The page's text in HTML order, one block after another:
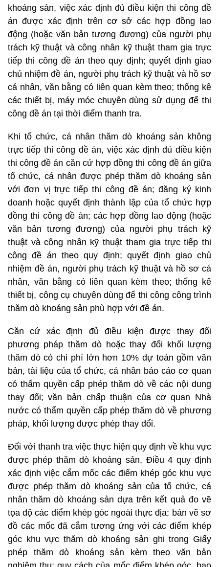
khoáng sản, việc xác định đủ điều kiện thi công đề
án được xác định trên cơ sở các hợp đồng lao
động (hoặc văn bản tương đương) của người phụ
trách kỹ thuật và công nhân kỹ thuật tham gia trực
tiếp thi công đề án theo quy định; quyết định giao
chủ nhiệm đề án, người phụ trách kỹ thuật và hồ sơ
cá nhân, văn bằng có liên quan kèm theo; thống kê
các thiết bị, máy móc chuyên dùng sử dụng để thi
công đề án tại thời điểm thanh tra.
Khi tổ chức, cá nhân thăm dò khoáng sản không
trực tiếp thi công đề án, việc xác định đủ điều kiện
thi công đề án căn cứ hợp đồng thi công đề án giữa
tổ chức, cá nhân được phép thăm dò khoáng sản
với đơn vị trực tiếp thi công đề án; đăng ký kinh
doanh hoặc quyết định thành lập của tổ chức hợp
đồng thi công đề án; các hợp đồng lao động (hoặc
văn bản tương đương) của người phụ trách kỹ
thuật và công nhân kỹ thuật tham gia trực tiếp thi
công đề án theo quy định; quyết định giao chủ
nhiệm đề án, người phụ trách kỹ thuật và hồ sơ cá
nhân, văn bằng có liên quan kèm theo; thống kê
thiết bị, công cụ chuyên dùng để thi công công trình
thăm dò khoáng sản phù hợp với đề án.
Căn cứ xác định đủ điều kiện được thay đổi
phương pháp thăm dò hoặc thay đổi khối lượng
thăm dò có chi phí lớn hơn 10% dự toán gồm văn
bản, tài liệu của tổ chức, cá nhân báo cáo cơ quan
có thẩm quyền cấp phép thăm dò về các nội dung
thay đổi; văn bản chấp thuận của cơ quan Nhà
nước có thẩm quyền cấp phép thăm dò về phương
pháp, khối lượng được phép thay đổi.
Đối với thanh tra việc thực hiện quy định về khu vực
được phép thăm dò khoáng sản, Điều 4 quy định
xác định việc cắm mốc các điểm khép góc khu vực
được phép thăm dò khoáng sản của tổ chức, cá
nhân thăm dò khoáng sản dựa trên kết quả đo vẽ
tọa độ các điểm khép góc ngoài thực địa; bản vẽ sơ
đồ các mốc đã cắm tương ứng với các điểm khép
góc khu vực thăm dò khoáng sản ghi trong Giấy
phép thăm dò khoáng sản kèm theo văn bản